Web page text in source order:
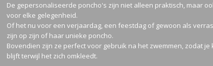
De gepersonaliseerde poncho's zijn niet alleen praktisch, maar
voor elke gelegenheid.
Of het nu voor een verjaardag, een feestdag of gewoon als
zijn op zijn of haar unieke poncho.
Bovendien zijn ze perfect voor gebruik na het zwemmen, zodat je
blijft terwijl het zich omkleedt.